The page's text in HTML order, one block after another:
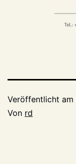
Veröffentlicht am
Von rd